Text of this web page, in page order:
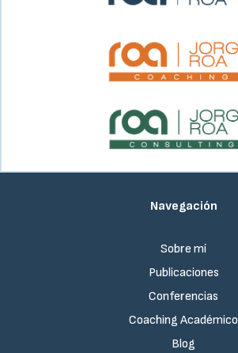
Navegación
Sobre mí
Publicaciones
Conferencias
Coaching Académico
Blog